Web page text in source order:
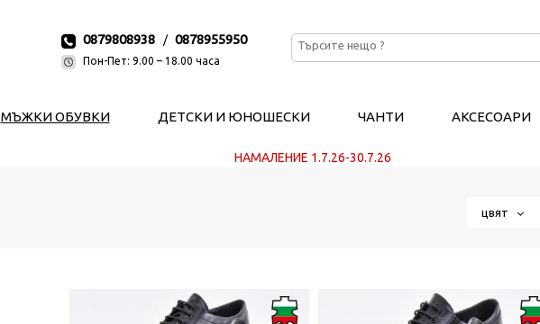
0879808938 / 0878955950
Пон-Пет: 9.00 – 18.00 часа
МЪЖКИ ОБУВКИ ДЕТСКИ И ЮНОШЕСКИ ЧАНТИ АКСЕСОАРИ
НАМАЛЕНИЕ 1.7.26-30.7.26
цвят